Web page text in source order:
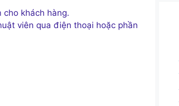
cho khách hàng.
viên qua điện thoại hoặc phần